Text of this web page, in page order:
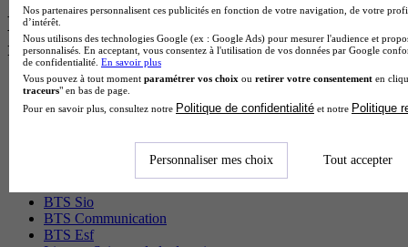
Les intitulés de diplôme les plus
recherchés
Master Marketing Digital
BTS Ndrc
MBA International Business
BTS Sio
BTS Communication
BTS Esf
Nos partenaires personnalisent ces publicités en fonction de votre navigation, de votre
d’intérêt.
Nous utilisons des technologies Google (ex : Google Ads) pour mesurer l'audience et
personnalisés. En acceptant, vous consentez à l'utilisation de vos données par Google
de confidentialité. En savoir plus
Vous pouvez à tout moment paramétrer vos choix ou retirer votre consentement en
traceurs" en bas de page.
Pour en savoir plus, consultez notre Politique de confidentialité et notre Politique
Personnaliser mes choix Tout accepter